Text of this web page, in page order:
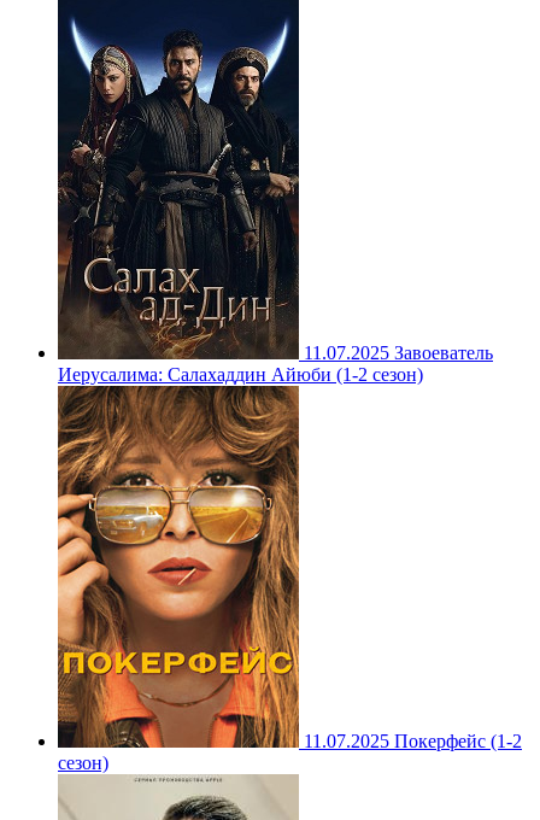
11.07.2025 Завоеватель
Иерусалима: Салахаддин Айюби (1-2 сезон)
11.07.2025 Покерфейс (1-2
сезон)